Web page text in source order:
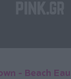
- Beach